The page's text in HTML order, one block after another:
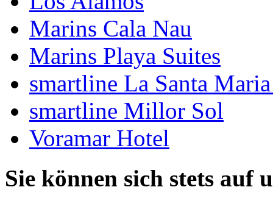
Marins Cala Nau
Marins Playa Suites
smartline La Santa
smartline Millor Sol
Voramar Hotel
Sie können sich stets auf